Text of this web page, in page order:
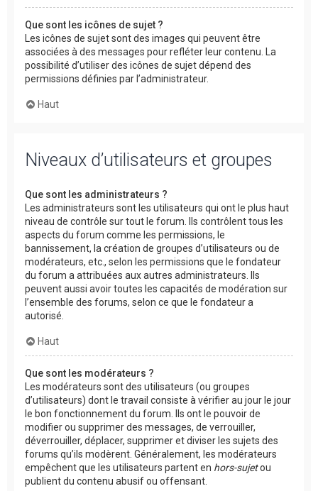
Que sont les icônes de sujet ?
Les icônes de sujet sont des images qui peuvent être
associées à des messages pour refléter leur contenu. La
possibilité d’utiliser des icônes de sujet dépend des
permissions définies par l’administrateur.
Haut
Niveaux d’utilisateurs et groupes
Que sont les administrateurs ?
Les administrateurs sont les utilisateurs qui ont le plus haut
niveau de contrôle sur tout le forum. Ils contrôlent tous les
aspects du forum comme les permissions, le
bannissement, la création de groupes d’utilisateurs ou de
modérateurs, etc., selon les permissions que le fondateur
du forum a attribuées aux autres administrateurs. Ils
peuvent aussi avoir toutes les capacités de modération sur
l’ensemble des forums, selon ce que le fondateur a
autorisé.
Haut
Que sont les modérateurs ?
Les modérateurs sont des utilisateurs (ou groupes
d’utilisateurs) dont le travail consiste à vérifier au jour le jour
le bon fonctionnement du forum. Ils ont le pouvoir de
modifier ou supprimer des messages, de verrouiller,
déverrouiller, déplacer, supprimer et diviser les sujets des
forums qu’ils modèrent. Généralement, les modérateurs
empêchent que les utilisateurs partent en hors-sujetou
publient du contenu abusif ou offensant.